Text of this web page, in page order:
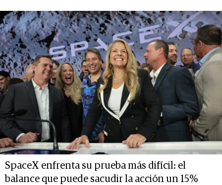
SpaceX enfrenta su prueba más difícil: el
balance que puede sacudir la acción un 15%